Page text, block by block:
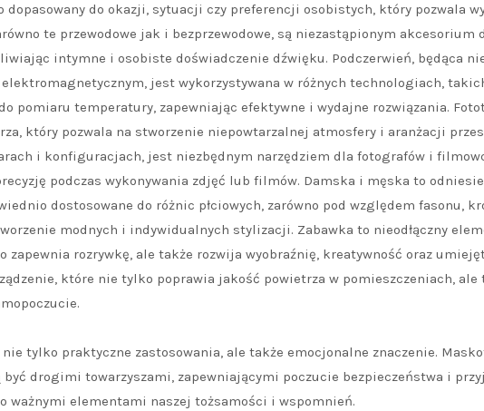
dopasowany do okazji, sytuacji czy preferencji osobistych, który pozwala
te przewodowe jak i bezprzewodowe, są niezastąpionym akcesorium
intymne i osobiste doświadczenie dźwięku. Podczerwień, będąca
jest wykorzystywana w różnych technologiach,
pomiaru temperatury, zapewniając efektywne i wydajne rozwiązania.
który pozwala na stworzenie niepowtarzalnej atmosfery i aranżacji
i konfiguracjach, jest niezbędnym narzędziem dla fotografów i
podczas wykonywania zdjęć lub filmów. Damska i męska to
dostosowane do różnic płciowych, zarówno pod względem fasonu,
modnych i indywidualnych stylizacji. Zabawka to nieodłączny
rozrywkę, ale także rozwija wyobraźnię, kreatywność oraz
które nie tylko poprawia jakość powietrza w pomieszczeniach, ale
tylko praktyczne zastosowania, ale także emocjonalne znaczenie.
drogimi towarzyszami, zapewniającymi poczucie bezpieczeństwa i
ważnymi elementami naszej tożsamości i wspomnień.